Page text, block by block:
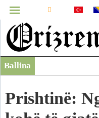
MENUJA
Infografikë
Ballina
Prishtinë: